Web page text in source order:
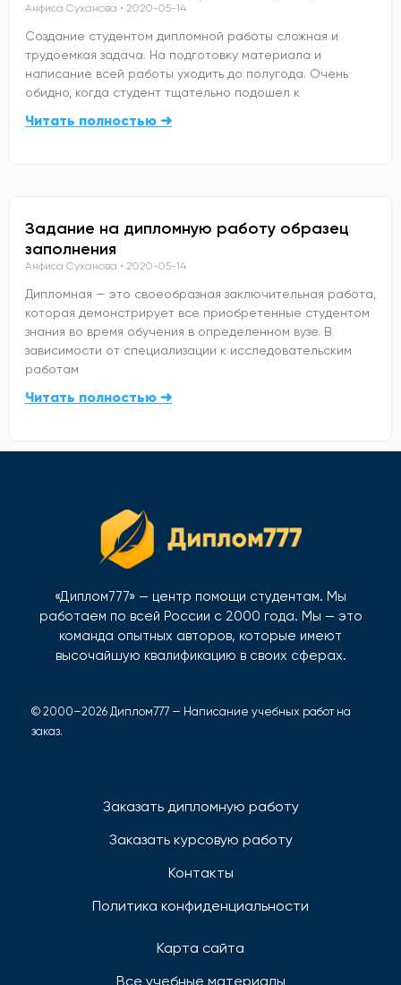
Анфиса Суханова 2020-05-14
Создание студентом дипломной работы сложная и
трудоемкая задача. На подготовку материала и
написание всей работы уходить до полугода. Очень
обидно, когда студент тщательно подошел к
Читать полностью ➜
Задание на дипломную работу образец
заполнения
Анфиса Суханова 2020-05-14
Дипломная — это своеобразная заключительная работа,
которая демонстрирует все приобретенные студентом
знания во время обучения в определенном вузе. В
зависимости от специализации к исследовательским
работам
Читать полностью ➜
«Диплом777» — центр помощи студентам. Мы
работаем по всей России с 2000 года. Мы — это
команда опытных авторов, которые имеют
высочайшую квалификацию в своих сферах.
© 2000–2026 Диплом777 — Написание учебных работ на
заказ.
Заказать дипломную работу
Заказать курсовую работу
Контакты
Политика конфиденциальности
Карта сайта
Все учебные материалы